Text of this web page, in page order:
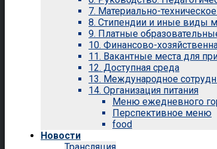
7. Материально-
8. Стипендии и иные виды
9. Платные
10. Финансово-
11. Вакантные места для
12. Доступная среда
13. Международное
14. Организация питания
Меню ежедневного
Перспективное меню
food
Новости